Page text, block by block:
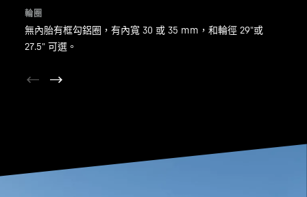
輪圈
無內胎有框勾鋁圈，有內寬 30 或 35 mm，和輪徑 29"或
27.5" 可選。